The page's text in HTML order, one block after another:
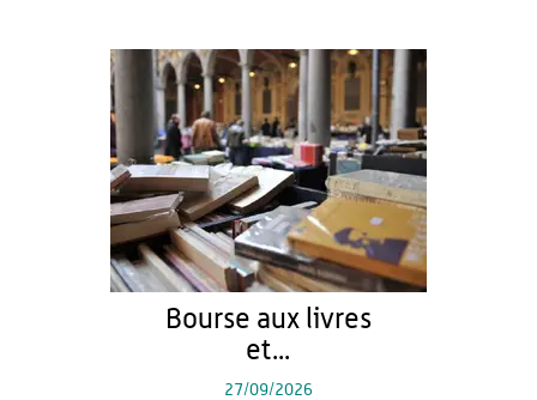
Bourse aux livres
et...
27/09/2026